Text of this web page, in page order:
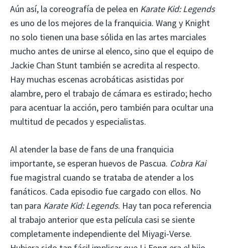
Aún así, la coreografía de pelea en Karate Kid: Legends
es uno de los mejores de la franquicia. Wang y Knight
no solo tienen una base sólida en las artes marciales
mucho antes de unirse al elenco, sino que el equipo de
Jackie Chan Stunt también se acredita al respecto.
Hay muchas escenas acrobáticas asistidas por
alambre, pero el trabajo de cámara es estirado; hecho
para acentuar la acción, pero también para ocultar una
multitud de pecados y especialistas.
Al atender la base de fans de una franquicia
importante, se esperan huevos de Pascua. Cobra Kai
fue magistral cuando se trataba de atender a los
fanáticos. Cada episodio fue cargado con ellos. No
tan para Karate Kid: Legends. Hay tan poca referencia
al trabajo anterior que esta película casi se siente
completamente independiente del Miyagi-Verse.